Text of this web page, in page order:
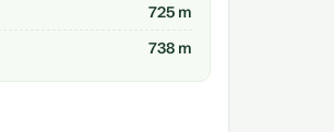
725 m
738 m